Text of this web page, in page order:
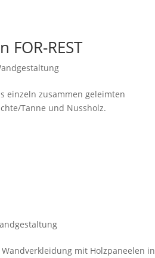
REST
einzeln zusammen geleimten
Tanne und Nussholz.
mit Holzpaneelen in